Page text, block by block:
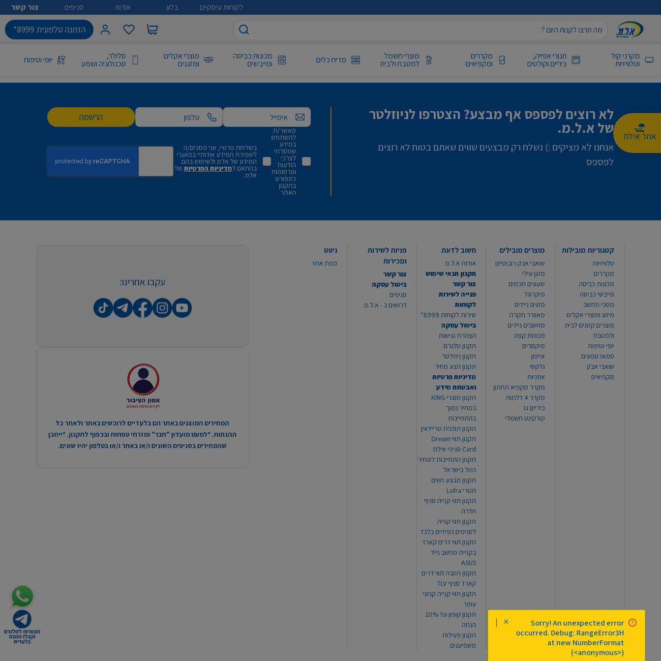
אתר אילת
לקוחות עיסקיים בלוג אודות סניפים צור קשר
הזמנה טלפונית 8999*
מקרני קול
וטלוויזיות
תנורי אפייה,
כיריים וקולטים
מקררים
ומקפיאים
מוצרי חשמל
למטבח ולבית מדיח כלים מכונות כביסה
ומייבשים
מוצרי אקלים
ומזגנים
סלולר,
טכנולוגיה ושמע יופי וטיפוח
לא רוצים לפספס אף מבצע? הצטרפו לניוזלטר
של א.ל.מ.
אנחנו לא מציקים :) נשלח רק מבצעים שווים שאתם בטוח לא רוצים
לפספס
אימייל הרשמה
מאשר/ת
להשתמש
במידע
שמסרתי
לצרכי
הודעות
ופרסומות
כמפורט
בתקנון
האתר
בשליחת פרטיי, אני מסכים/ה
לשמירת המידע אודותיי במאגרי
המידע של אלמ ולשימוש בהם
בהתאם למדיניות הפרטיות של
אלמ.
קטגוריות מובילות
טלוויזיות
מקררים
מכונות כביסה
מייבשי כביסה
מסכי מחשב
מיזוג ומוצרי אקלים
מוצרים קטנים לבית
ולמטבח
יופי וטיפוח
סמארטפונים
שואבי אבק
מקפיאים
מוצרים מובילים
שואבי אבק רובוטיים
מזגן עילי
שעונים חכמים
מיקרוגל
מזגים ניידים
מאוורר תקרה
מחשבים ניידים
מכונות קפה
מיקסרים
אייפון
גלקסי
אוזניות
מקרר מקפיא תחתון
מקרר 4 דלתות
כיריים גז
קורקינט חשמלי
חשוב לדעת
אודות א.ל.מ
תקנון תנאי שימוש
צור קשר
פנייה לשירות
לקוחות
שירות לקוחות 8999*
ביטול עסקה
הצהרת נגישות
תקנון טלגרם
תקנון ניוזלטר
תקנון הצע מחיר
מדיניות פרטיות
ואבטחת מידע
תקנון מוצרי KING
במחיר נמוך
בהתחייבות
תקנון תוכנית טריידאין
תקנון תווי Dream
Card סניפי אילת
תקנון התחייבות למחיר
הזול בישראל
תקנון מבצע תווים
תנורי Lofra
תקנון תווי קנייה סניף
חדרה
תקנון תווי קנייה
לסניפים הפיזיים בלבד
תקנון תווי דרים קארד
בקניית מחשב נייד
ASUS
תקנון הטבה תווי דרים
קארד סניף TLV
תקנון תווי קנייה קניוני
עופר
תקנון קופון עד 10%
הנחה
תקנון פעילות
משפיענים
פניות לשירות
ומכירות
צור קשר
ביטול עסקה
סניפים
דרושים ב - א.ל.מ.
ניווט
מפת אתר
עקבו אחרינו:
המחירים המוצגים באתר הם בלעדיים לרוכשים באתר ולאחר כל
ההנחות. *למעט מועדון "חבר" ומזרחי טפחות ובכפוף לתקנון. *ייתכן
שהמחירים בסניפים השונים ו/או באתר ו/או בטלפון יהיו שונים.
Sorry! An unexpected error
occurred. Debug: RangeError3H
at new NumberFormat
(<anonymous>)